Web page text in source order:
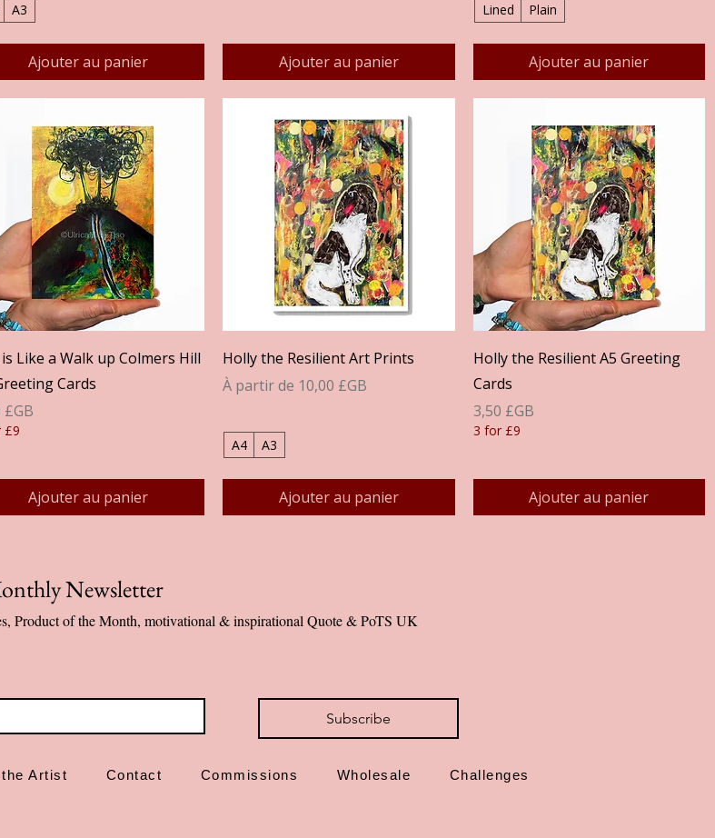
A3
Ajouter au panier Ajouter au panier
Lined
Plain
Ajouter au panier
Aperçu rapide
Like a Walk up Colmers Hill
Cards
£GB
£9
Ajouter au panier
Aperçu rapide
Holly the Resilient Art Prints
À partir de 10,00 £GB
Prix promotionnel
A4 A3
Ajouter au panier
Aperçu rapide
Holly the Resilient A5 Greeting
Cards
Prix
3,50 £GB
3 for £9
Ajouter au panier
Newsletter
Product of the Month, motivational & inspirational Quote & PoTS UK
Subscribe
Artist Contact Commissions Wholesale Challenges